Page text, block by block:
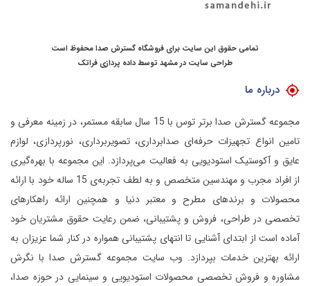
تمامی حقوق این سایت برای فروشگاه گسترش صدا محفوظ است
طراحی سایت در مشهد توسطداده پردازی فراتک
درباره ما
مجموعه گسترش صدا برتر توس با 15 سال سابقه مستمر، در زمینه معرفی و
تامین انواع تجهیزات حرفه‌ای صدابرداری، تصویربرداری، نورپردازی، لوازم
عایق و آکوستیک استودیویی به فعالیت می‌پردازد. این مجموعه با بهره‌گیری
از افراد مجرب و مهندسین متخصص و به لطف تجربه‌ی 15 ساله خود با ارائه
محصولات و برندهای مطرح و معتبر دنیا و همچنین ارائه راهکارهای
تخصصی در طراحی، فروش و پشتیبانی، ضمن رعایت حقوق مشتریان خود
آماده است از ابتدای آشنایی تا انتهای پشتیبانی همواره در کنار شما عزیزان به
ارائه بهترین خدمات بپردازد. وب سایت مجموعه گسترش صدا با نگرش
مشاوره و فروش تخصصی محصولات استودیویی و سینمایی در حوزه صدا،